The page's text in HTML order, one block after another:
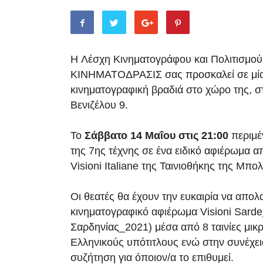
Η Λέσχη Κινηματογράφου και
ΚΙΝΗΜΑΤΟΔΡΑΣΙΣ σας προσκαλεί σε
κινηματογραφική βραδιά στο χώρο της,
Βενιζέλου 9.
Το Σάββατο 14 Μαΐου στις 21:00
της 7ης τέχνης σε ένα ειδικό αφιέρωμα
Visioni Italiane της Ταινιοθήκης της
Οι θεατές θα έχουν την ευκαιρία να
κινηματογραφικό αφιέρωμα Visioni
Σαρδηνίας_2021) μέσα από 8 ταινίες
Ελληνικούς υπότιτλους ενώ στην
συζήτηση για όποιον/α το επιθυμεί.